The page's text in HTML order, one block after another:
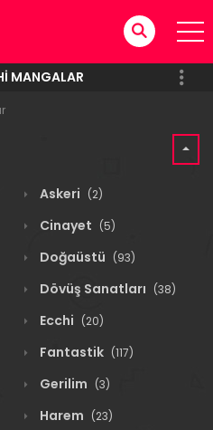
MANGALAR
Askeri (2)
Cinayet (5)
Doğaüstü (93)
Dövüş Sanatları (38)
Ecchi (20)
Fantastik (117)
Gerilim (3)
Harem (23)